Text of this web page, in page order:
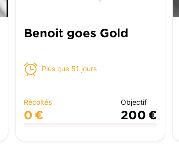
Benoit goes Gold
Plus que 51 jours
Récoltés
0 €
Objectif
200 €